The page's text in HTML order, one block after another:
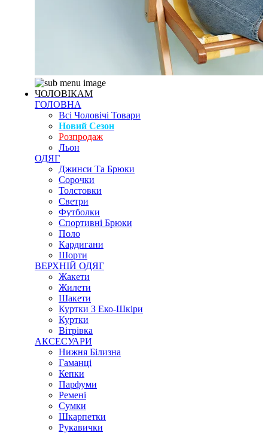
ЧОЛОВІКАМ
ГОЛОВНА
Всі Чоловічі Товари
Новий Сезон
Розпродаж
Льон
ОДЯГ
Джинси Та Брюки
Сорочки
Толстовки
Светри
Футболки
Спортивні Брюки
Поло
Кардигани
Шорти
ВЕРХНІЙ ОДЯГ
Жакети
Жилети
Шакети
Куртки З Еко-Шкіри
Куртки
Вітрівка
АКСЕСУАРИ
Нижня Білизна
Гаманці
Кепки
Парфуми
Ремені
Сумки
Шкарпетки
Рукавички